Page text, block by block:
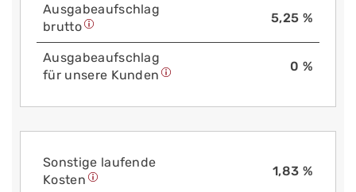
Aus­gabe­auf­schlag
brutto
5,25 %
Aus­gabe­auf­schlag
für unsere Kunden
0 %
Sonstige laufende
Kosten
1,83 %